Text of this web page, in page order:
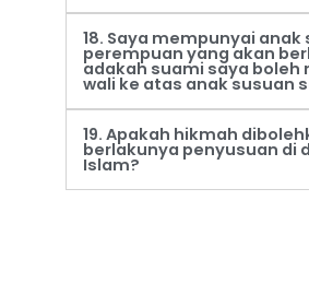
18. Saya mempunyai anak
perempuan yang akan
adakah suami saya boleh
wali ke atas anak susuan
19. Apakah hikmah
berlakunya penyusuan di
Islam?